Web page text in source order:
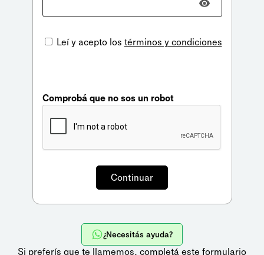
Leí y acepto los términos y condiciones
Comprobá que no sos un robot
¿Necesitás ayuda?
Si preferís que te llamemos, completá este formulario